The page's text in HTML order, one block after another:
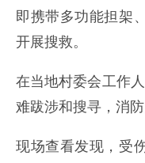
即携带多功能担架
开展搜救。
在当地村委会工作
难跋涉和搜寻，消
现场查看发现，受